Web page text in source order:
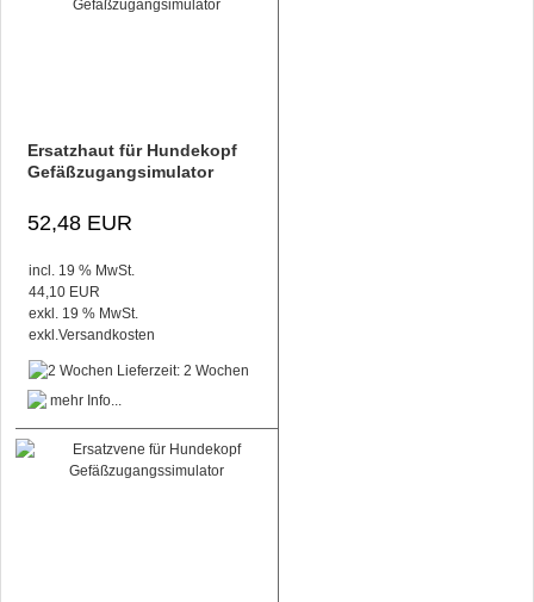
Ersatzhaut für Hundekopf
Gefäßzugangsimulator
52,48 EUR
incl. 19 % MwSt.
44,10 EUR
exkl. 19 % MwSt.
exkl.Versandkosten
Lieferzeit: 2 Wochen